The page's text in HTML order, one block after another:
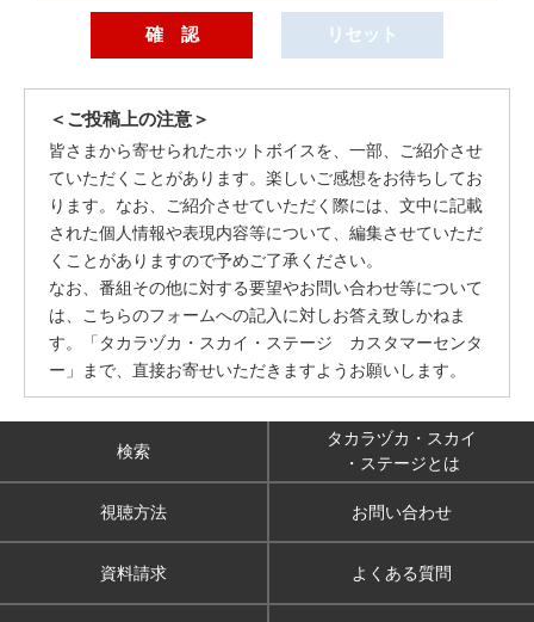
＜ご投稿上の注意＞
皆さまから寄せられたホットボイスを、一部、ご紹介させ
ていただくことがあります。楽しいご感想をお待ちしてお
ります。なお、ご紹介させていただく際には、文中に記載
された個人情報や表現内容等について、編集させていただ
くことがありますので予めご了承ください。
なお、番組その他に対する要望やお問い合わせ等について
は、こちらのフォームへの記入に対しお答え致しかねま
す。「タカラヅカ・スカイ・ステージ カスタマーセンタ
ー」まで、直接お寄せいただきますようお願いします。
検索
タカラヅカ・スカイ
・ステージとは
視聴方法 お問い合わせ
資料請求 よくある質問